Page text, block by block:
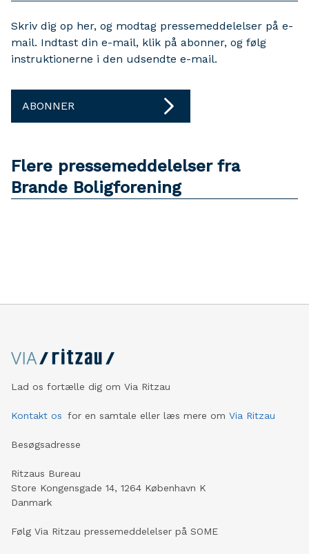
Skriv dig op her, og modtag pressemeddelelser på e-
mail. Indtast din e-mail, klik på abonner, og følg
instruktionerne i den udsendte e-mail.
ABONNER
Flere pressemeddelelser fra
Brande Boligforening
Lad os fortælle dig om Via Ritzau
Kontakt os for en samtale eller læs mere om Via Ritzau
Besøgsadresse
Ritzaus Bureau
Store Kongensgade 14, 1264 København K
Danmark
Følg Via Ritzau pressemeddelelser på SOME